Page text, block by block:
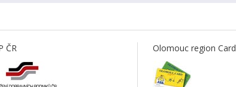
ČR Olomouc region Card